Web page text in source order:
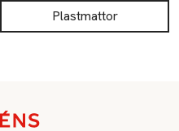
Plastmattor